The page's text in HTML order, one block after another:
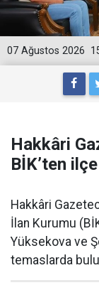
07 Ağustos 2026
Hakkâri
BİK’ten
Hakkâri
İlan Kurumu
Yüksekova ve
temaslarda